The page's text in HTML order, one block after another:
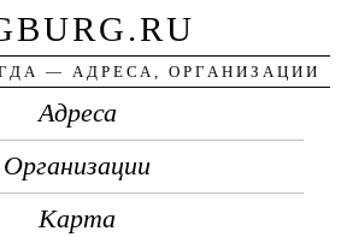
— АДРЕСА, ОРГАНИЗАЦИИ
Адреса
Организации
Карта